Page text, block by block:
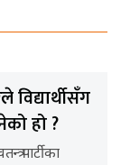
विद्यार्थीसँग
हो ?
पार्टीका